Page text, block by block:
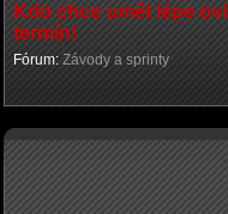
Kdo chce umět lépe
termín!
Fórum: Závody a sprinty